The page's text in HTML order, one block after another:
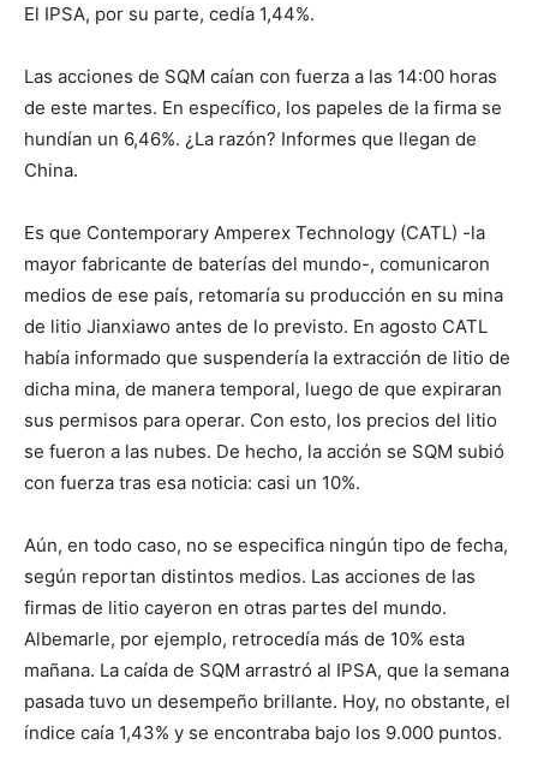
El IPSA, por su parte, cedía 1,44%.
Las acciones de SQM caían con fuerza a las 14:00 horas
de este martes. En específico, los papeles de la firma se
hundían un 6,46%. ¿La razón? Informes que llegan de
China.
Es que Contemporary Amperex Technology (CATL) -la
mayor fabricante de baterías del mundo-, comunicaron
medios de ese país, retomaría su producción en su mina
de litio Jianxiawo antes de lo previsto. En agosto CATL
había informado que suspendería la extracción de litio de
dicha mina, de manera temporal, luego de que expiraran
sus permisos para operar. Con esto, los precios del litio
se fueron a las nubes. De hecho, la acción se SQM subió
con fuerza tras esa noticia: casi un 10%.
Aún, en todo caso, no se especifica ningún tipo de fecha,
según reportan distintos medios. Las acciones de las
firmas de litio cayeron en otras partes del mundo.
Albemarle, por ejemplo, retrocedía más de 10% esta
mañana. La caída de SQM arrastró al IPSA, que la semana
pasada tuvo un desempeño brillante. Hoy, no obstante, el
índice caía 1,43% y se encontraba bajo los 9.000 puntos.